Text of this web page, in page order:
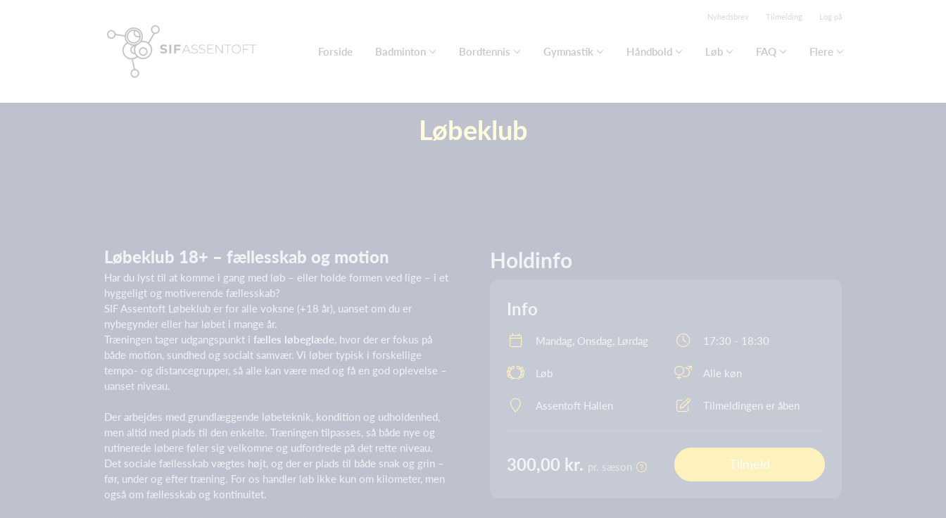
Nyhedsbrev Tilmelding Log på
Forside Badminton Bordtennis Gymnastik Håndbold Løb FAQ Flere
Løbeklub
Løbeklub 18+ – fællesskab og motion
Har du lyst til at komme i gang med løb – eller holde formen ved lige – i et
hyggeligt og motiverende fællesskab?
SIF Assentoft Løbeklub er for alle voksne (+18 år), uanset om du er
nybegynder eller har løbet i mange år.
Træningen tager udgangspunkt i fælles løbeglæde , hvor der er fokus på
både motion, sundhed og socialt samvær. Vi løber typisk i forskellige
tempo- og distancegrupper, så alle kan være med og få en god oplevelse –
uanset niveau.
Der arbejdes med grundlæggende løbeteknik, kondition og udholdenhed,
men altid med plads til den enkelte. Træningen tilpasses, så både nye og
rutinerede løbere føler sig velkomne og udfordrede på det rette niveau.
Det sociale fællesskab vægtes højt, og der er plads til både snak og grin –
før, under og efter træning. For os handler løb ikke kun om kilometer, men
også om fællesskab og kontinuitet.
Holdinfo
Info
Mandag, Onsdag, Lørdag 17:30 - 18:30
Løb Alle køn
Assentoft Hallen Tilmeldingen er åben
300,00 kr. pr. sæson Tilmeld